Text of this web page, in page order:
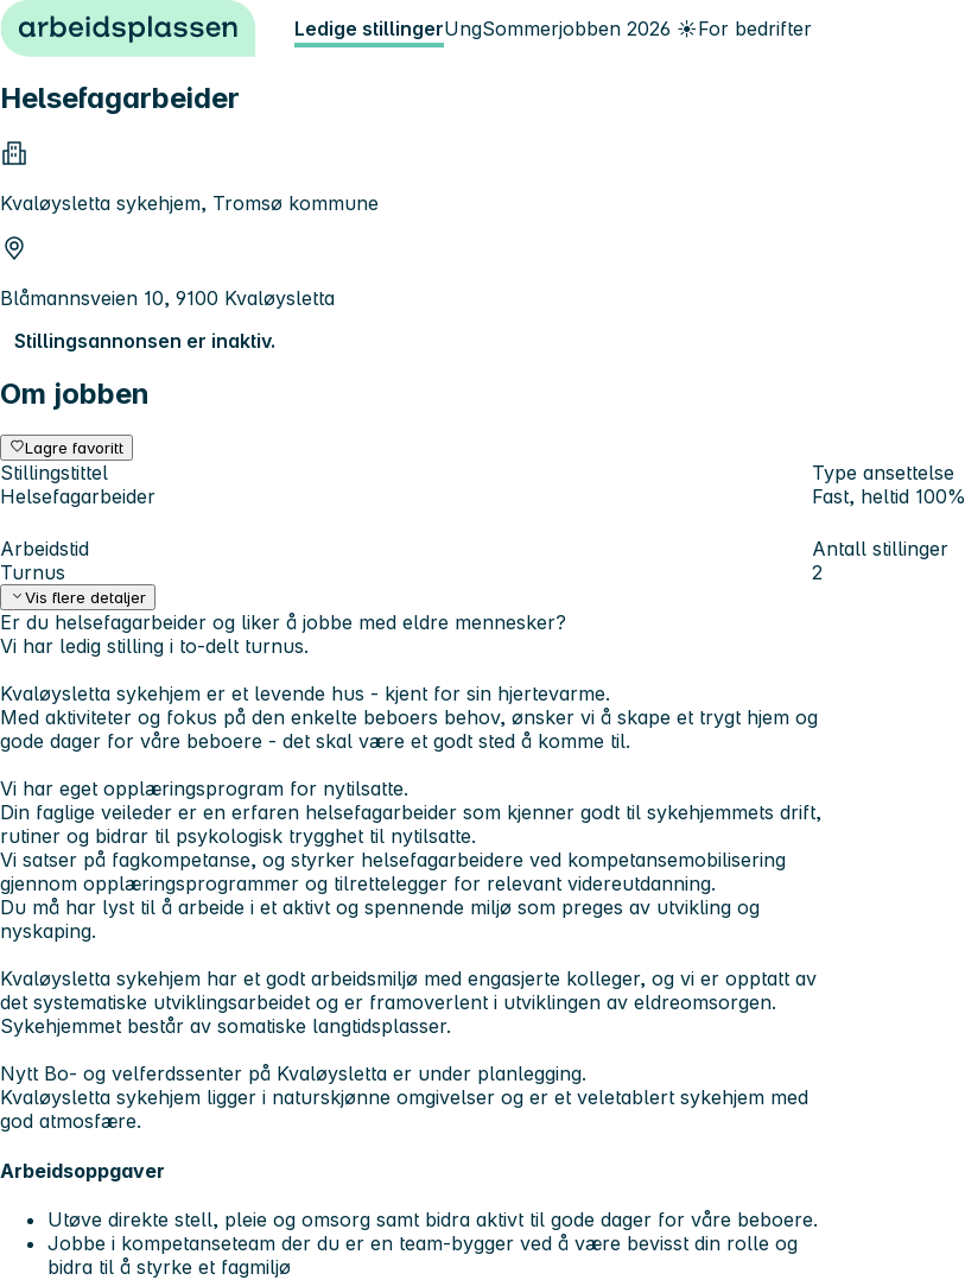
Hopp til innhold Ledige stillingerUngSommerjobben 2026 ☀️For bedrifter
Helsefagarbeider
Kvaløysletta sykehjem, Tromsø kommune
Blåmannsveien 10, 9100 Kvaløysletta
Stillingsannonsen er inaktiv.
Om jobben
Lagre favoritt
Stillingstittel
Helsefagarbeider
Type ansettelse
Fast, heltid 100%
Arbeidstid
Turnus
Antall stillinger
2
Vis flere detaljer
Er du helsefagarbeider og liker å jobbe med eldre mennesker?
Vi har ledig stilling i to-delt turnus.
Kvaløysletta sykehjem er et levende hus - kjent for sin hjertevarme.
Med aktiviteter og fokus på den enkelte beboers behov, ønsker vi å skape et trygt hjem og
gode dager for våre beboere - det skal være et godt sted å komme til.
Vi har eget opplæringsprogram for nytilsatte.
Din faglige veileder er en erfaren helsefagarbeider som kjenner godt til sykehjemmets drift,
rutiner og bidrar til psykologisk trygghet til nytilsatte.
Vi satser på fagkompetanse, og styrker helsefagarbeidere ved kompetansemobilisering
gjennom opplæringsprogrammer og tilrettelegger for relevant videreutdanning.
Du må har lyst til å arbeide i et aktivt og spennende miljø som preges av utvikling og
nyskaping.
Kvaløysletta sykehjem har et godt arbeidsmiljø med engasjerte kolleger, og vi er opptatt av
det systematiske utviklingsarbeidet og er framoverlent i utviklingen av eldreomsorgen.
Sykehjemmet består av somatiske langtidsplasser.
Nytt Bo- og velferdssenter på Kvaløysletta er under planlegging.
Kvaløysletta sykehjem ligger i naturskjønne omgivelser og er et veletablert sykehjem med
god atmosfære.
Arbeidsoppgaver
Utøve direkte stell, pleie og omsorg samt bidra aktivt til gode dager for våre beboere.
Jobbe i kompetanseteam der du er en team-bygger ved å være bevisst din rolle og
bidra til å styrke et fagmiljø